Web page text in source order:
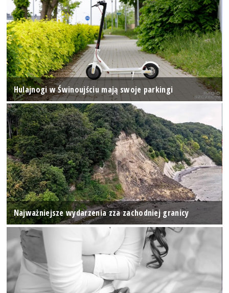
Hulajnogi w Świnoujściu mają swoje parkingi
Najważniejsze wydarzenia zza zachodniej granicy